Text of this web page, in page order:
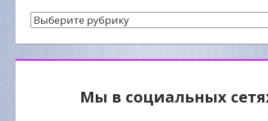
Рубрики
Мы в социальных